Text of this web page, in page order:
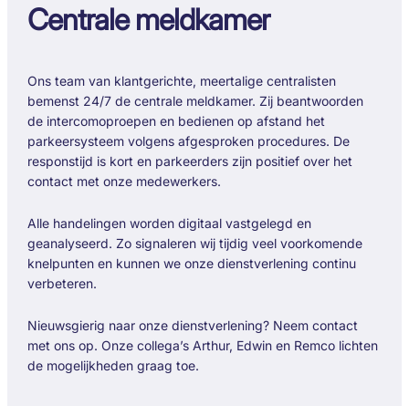
Centrale meldkamer
Ons team van klantgerichte, meertalige centralisten
bemenst 24/7 de centrale meldkamer. Zij beantwoorden
de intercomoproepen en bedienen op afstand het
parkeersysteem volgens afgesproken procedures. De
responstijd is kort en parkeerders zijn positief over het
contact met onze medewerkers.
Alle handelingen worden digitaal vastgelegd en
geanalyseerd. Zo signaleren wij tijdig veel voorkomende
knelpunten en kunnen we onze dienstverlening continu
verbeteren.
Nieuwsgierig naar onze dienstverlening? Neem contact
met ons op. Onze collega’s Arthur, Edwin en Remco lichten
de mogelijkheden graag toe.